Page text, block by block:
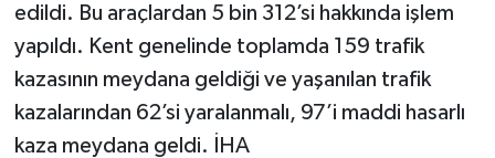
edildi. Bu araçlardan 5 bin 312’si hakkında işlem
yapıldı. Kent genelinde toplamda 159 trafik
kazasının meydana geldiği ve yaşanılan trafik
kazalarından 62’si yaralanmalı, 97’i maddi hasarlı
kaza meydana geldi. İHA